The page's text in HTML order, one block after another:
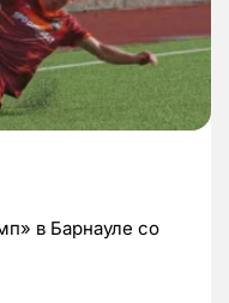
в Барнауле со